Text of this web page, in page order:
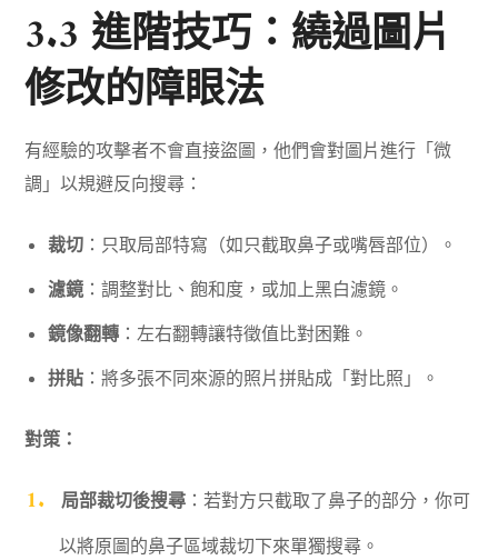
3.3 進階技巧：繞過圖片
修改的障眼法
有經驗的攻擊者不會直接盜圖，他們會對圖片進行「微
調」以規避反向搜尋：
裁切 ：只取局部特寫（如只截取鼻子或嘴唇部位）。
濾鏡 ：調整對比、飽和度，或加上黑白濾鏡。
鏡像翻轉 ：左右翻轉讓特徵值比對困難。
拼貼 ：將多張不同來源的照片拼貼成「對比照」。
對策：
局部裁切後搜尋：若對方只截取了鼻子的部分，你可
以將原圖的鼻子區域裁切下來單獨搜尋。